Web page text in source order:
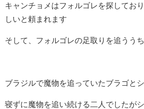
キャンチョメはフォルゴレを探してお
しいと頼まれます
そして、フォルゴレの足取りを追うう
ブラジルで魔物を追っていたブラゴと
寝ずに魔物を追い続ける二人でしたが